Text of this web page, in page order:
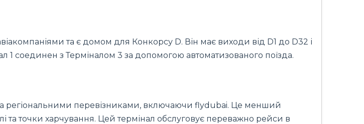
та є домом для Конкорсу D. Він має виходи від D1 до D32 і
1 соединен з Терміналом 3 за допомогою автоматизованого поїзда.
регіональними перевізниками, включаючи flydubai. Це менший
та точки харчування. Цей термінал обслуговує переважно рейси в